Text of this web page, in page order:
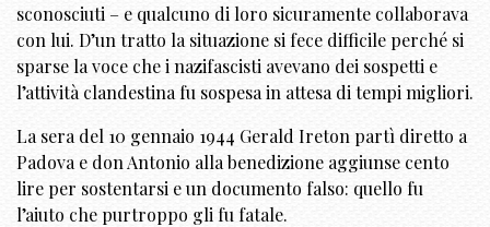
sconosciuti – e qualcuno di loro sicuramente collaborava
con lui. D’un tratto la situazione si fece difficile perché si
sparse la voce che i nazifascisti avevano dei sospetti e
l’attività clandestina fu sospesa in attesa di tempi migliori.
La sera del 10 gennaio 1944 Gerald Ireton partì diretto a
Padova e don Antonio alla benedizione aggiunse cento
lire per sostentarsi e un documento falso: quello fu
l’aiuto che purtroppo gli fu fatale.